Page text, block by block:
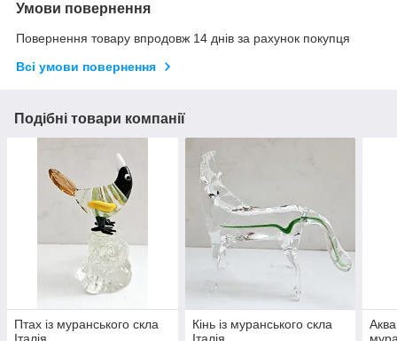
Умови повернення
Повернення товару впродовж 14 днів за рахунок покупця
Всі умови повернення
Подібні товари компанії
Птах із муранського скла
Кінь із муранського скла